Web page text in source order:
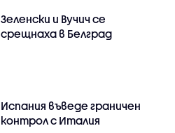
Зеленски и Вучич се
срещнаха в Белград
Испания въведе граничен
контрол с Италия